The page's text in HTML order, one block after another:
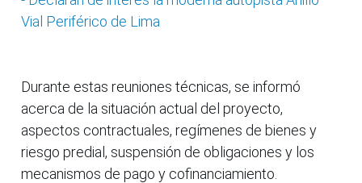
Vial Periférico de Lima
Durante estas reuniones técnicas, se informó
acerca de la situación actual del proyecto,
aspectos contractuales, regímenes de bienes y
riesgo predial, suspensión de obligaciones y los
mecanismos de pago y cofinanciamiento.